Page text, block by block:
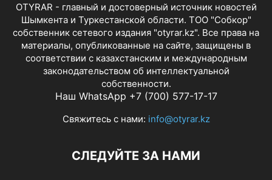
OTYRAR - главный и достоверный источник новостей
Шымкента и Туркестанской области. ТОО "Собкор"
собственник сетевого издания "otyrar.kz". Все права на
материалы, опубликованные на сайте, защищены в
соответствии с казахстанским и международным
законодательством об интеллектуальной
собственности.
Наш WhatsApp +7 (700) 577-17-17
Свяжитесь с нами: info@otyrar.kz
СЛЕДУЙТЕ ЗА НАМИ